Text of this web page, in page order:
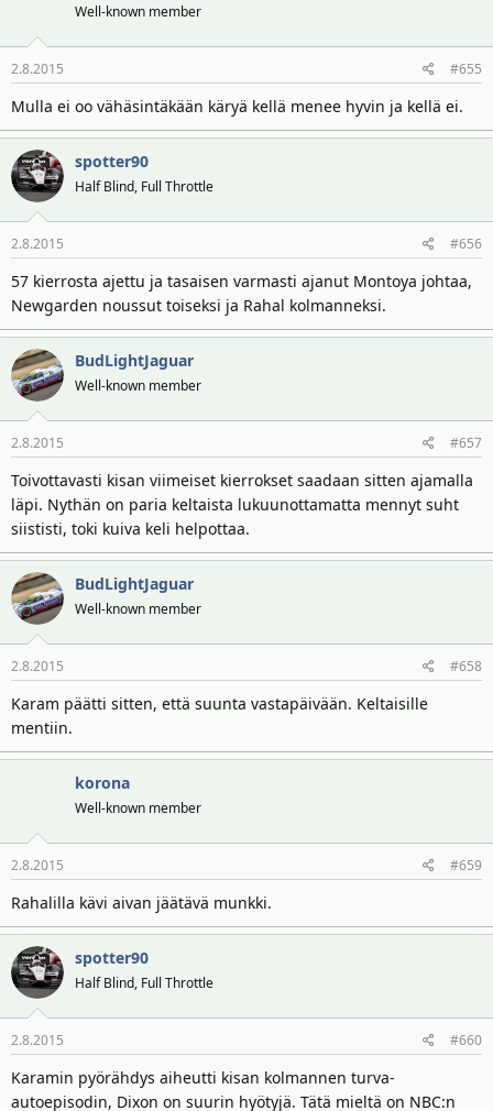
Well-known member
2.8.2015 #655
Mulla ei oo vähäsintäkään käryä kellä menee hyvin ja kellä ei.
spotter90
Half Blind, Full Throttle
2.8.2015 #656
57 kierrosta ajettu ja tasaisen varmasti ajanut Montoya johtaa,
Newgarden noussut toiseksi ja Rahal kolmanneksi.
BudLightJaguar
Well-known member
2.8.2015 #657
Toivottavasti kisan viimeiset kierrokset saadaan sitten ajamalla
läpi. Nythän on paria keltaista lukuunottamatta mennyt suht
siististi, toki kuiva keli helpottaa.
BudLightJaguar
Well-known member
2.8.2015 #658
Karam päätti sitten, että suunta vastapäivään. Keltaisille
mentiin.
korona
Well-known member
2.8.2015 #659
Rahalilla kävi aivan jäätävä munkki.
spotter90
Half Blind, Full Throttle
2.8.2015 #660
Karamin pyörähdys aiheutti kisan kolmannen turva-
autoepisodin, Dixon on suurin hyötyjä. Tätä mieltä on NBC:n